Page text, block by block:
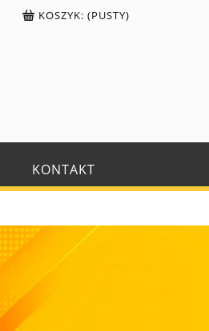
KOSZYK: (PUSTY)
KONTAKT